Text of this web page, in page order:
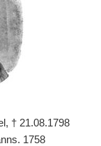
† 21.08.1798
1758